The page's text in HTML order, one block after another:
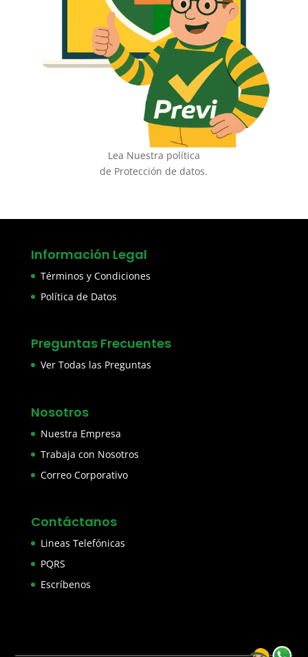
Lea Nuestra política
de Protección de datos.
Información Legal
Términos y Condiciones
Política de Datos
Preguntas Frecuentes
Ver Todas las Preguntas
Nosotros
Nuestra Empresa
Trabaja con Nosotros
Correo Corporativo
Contáctanos
Lineas Telefónicas
PQRS
Escríbenos